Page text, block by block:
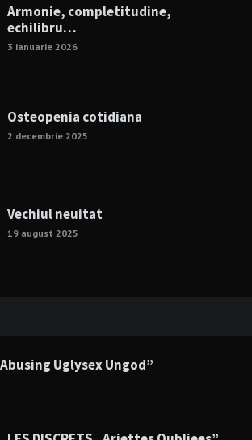
Armonie, completitudine,
echilibru…
3 ianuarie 2026
Osteopenia cotidiana
2 decembrie 2025
Vechiul neuitat
19 august 2025
Uglysex Ungod”